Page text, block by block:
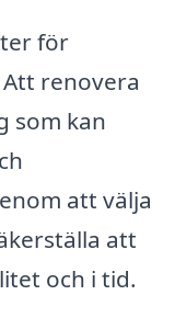
för
renovera
som kan
att välja
att
och i tid.